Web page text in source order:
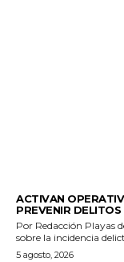
ACTIVAN
PREVENIR DELITOS
Por Redacción Playas de Rosarito.- Tras realizar un análisis detallado
sobre la incidencia
5 agosto, 2026